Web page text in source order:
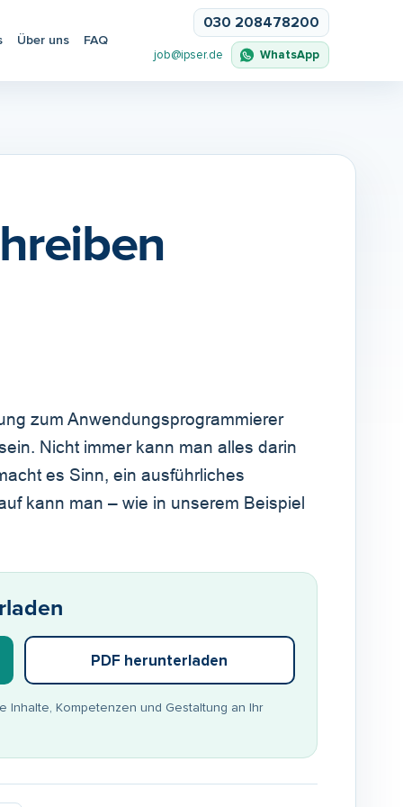
030 208478200
WhatsApp
job@ipser.de
Über uns FAQ
zum Anwendungsprogrammierer
Nicht immer kann man alles darin
es Sinn, ein ausführliches
kann man – wie in unserem Beispiel
PDF herunterladen
Inhalte, Kompetenzen und Gestaltung an Ihr